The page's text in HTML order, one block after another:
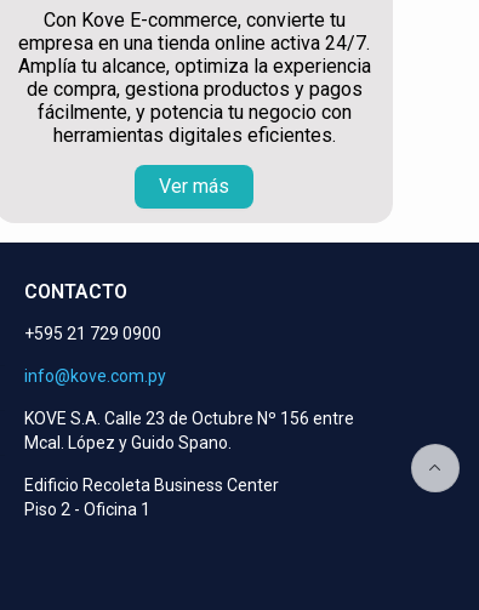
Con Kove E-commerce, convierte tu
empresa en una tienda online activa 24/7.
Amplía tu alcance, optimiza la experiencia
de compra, gestiona productos y pagos
fácilmente, y potencia tu negocio con
herramientas digitales eficientes.
Ver más
CONTACTO
+595 21 729 0900
info@kove.com.py
KOVE S.A. Calle 23 de Octubre Nº 156 entre
Mcal. López y Guido Spano.
Edificio Recoleta Business Center
Piso 2 - Oficina 1